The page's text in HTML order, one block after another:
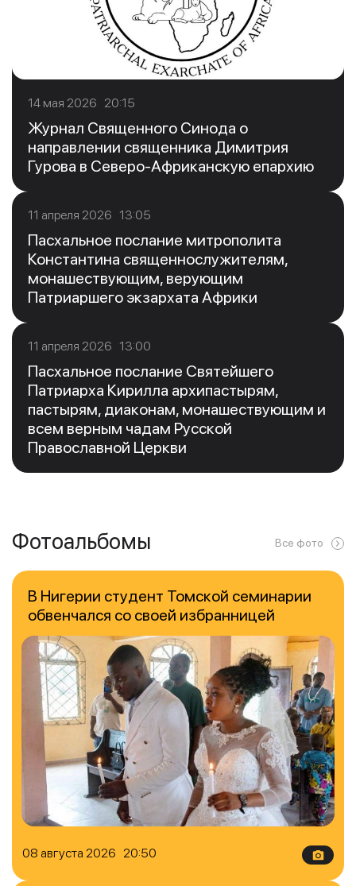
14 мая 2026 20:15
Журнал Священного Синода о
направлении священника Димитрия
Гурова в Северо-Африканскую епархию
11 апреля 2026 13:05
Пасхальное послание митрополита
Константина священнослужителям,
монашествующим, верующим
Патриаршего экзархата Африки
11 апреля 2026 13:00
Пасхальное послание Святейшего
Патриарха Кирилла архипастырям,
пастырям, диаконам, монашествующим и
всем верным чадам Русской
Православной Церкви
Фотоальбомы Все фото
08 августа 2026 20:50
В Нигерии студент Томской семинарии
обвенчался со своей избранницей